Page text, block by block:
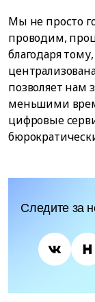
Мы не просто
проводим,
благодаря
позволяет нам
меньшими
цифровые
Следите за